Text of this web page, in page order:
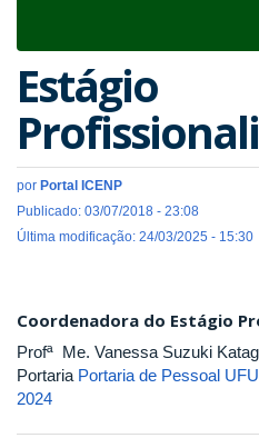
Estágio
por Portal ICENP
Publicado: 03/07/2018 - 23:08
Última modificação: 24/03/2025 - 15:30
Coordenadora do Estágio
Profª Me. Vanessa Suzuki
Portaria Portaria de Pessoal
2024